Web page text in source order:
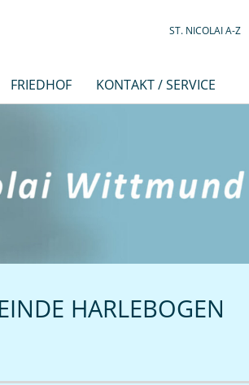
ST. NICOLAI A-Z
FRIEDHOF KONTAKT / SERVICE
HARLEBOGEN